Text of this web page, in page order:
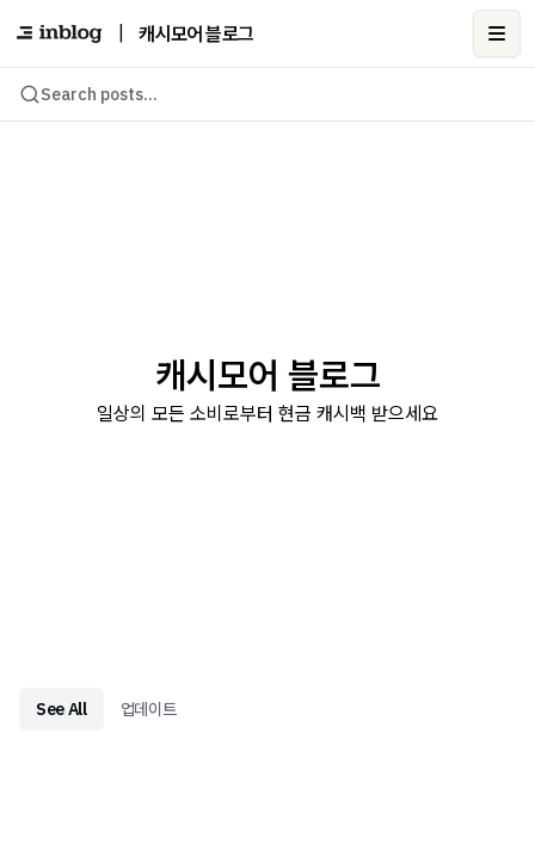
캐시모어 블로그
Search posts...
캐시모어 블로그
일상의 모든 소비로부터 현금 캐시백 받으세요
See All 업데이트